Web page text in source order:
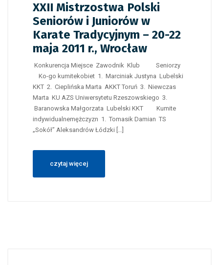
XXII Mistrzostwa Polski
Seniorów i Juniorów w
Karate Tradycyjnym – 20-22
maja 2011 r., Wrocław
Konkurencja Miejsce Zawodnik Klub Seniorzy
Ko-go kumitekobiet 1. Marciniak Justyna Lubelski
KKT 2. Cieplińska Marta AKKT Toruń 3. Niewczas
Marta KU AZS Uniwersytetu Rzeszowskiego 3.
Baranowska Małgorzata Lubelski KKT Kumite
indywidualnemężczyzn 1. Tomasik Damian TS
„Sokół” Aleksandrów Łódzki […]
czytaj więcej